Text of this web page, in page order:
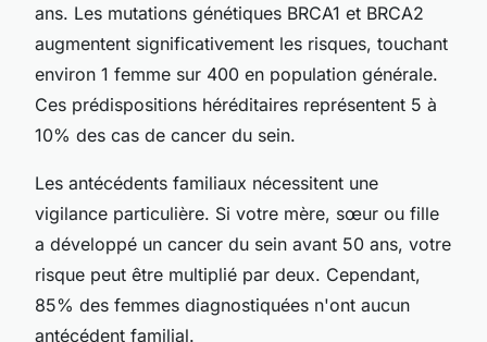
ans. Les mutations génétiques BRCA1 et BRCA2
augmentent significativement les risques, touchant
environ 1 femme sur 400 en population générale.
Ces prédispositions héréditaires représentent 5 à
10% des cas de cancer du sein.
Les antécédents familiaux nécessitent une
vigilance particulière. Si votre mère, sœur ou fille
a développé un cancer du sein avant 50 ans, votre
risque peut être multiplié par deux. Cependant,
85% des femmes diagnostiquées n'ont aucun
antécédent familial.